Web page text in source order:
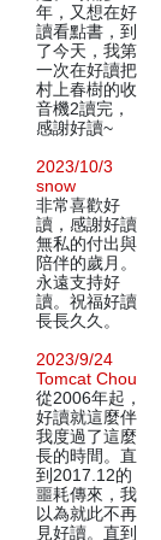
年，又想在好
讀看點書，到
了今天，我第
一次在好讀把
村上春樹的收
音機2讀完，
感謝好讀~
2023/10/3
snow
非常喜歡好
讀，感謝好讀
無私的付出與
陪伴的歲月。
永遠支持好
讀。祝福好讀
長長久久。
2023/9/24
Tomcat Chou
從2006年起，
好讀就這麼伴
我度過了這麼
長的時間。直
到2017.12的
噩耗傳來，我
以為就此不再
見好讀。直到